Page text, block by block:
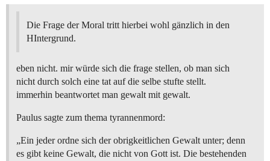
Die Frage der Moral tritt hierbei wohl gänzlich in den
HIntergrund.
eben nicht. mir würde sich die frage stellen, ob man sich
nicht durch solch eine tat auf die selbe stufte stellt.
immerhin beantwortet man gewalt mit gewalt.
Paulus sagte zum thema tyrannenmord:
„Ein jeder ordne sich der obrigkeitlichen Gewalt unter; denn
es gibt keine Gewalt, die nicht von Gott ist. Die bestehenden